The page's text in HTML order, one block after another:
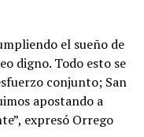
el sueño de
digno. Todo esto se
conjunto; San
apostando a
expresó Orrego